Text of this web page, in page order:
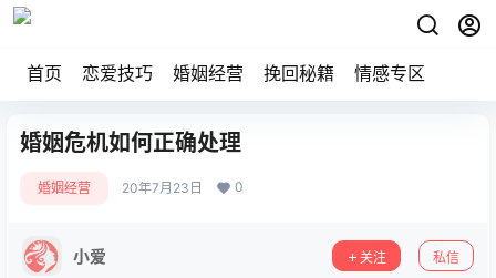
首页 恋爱技巧 婚姻经营 挽回秘籍 情感专区
婚姻危机如何正确处理
婚姻经营 20年7月23日 0
小爱 关注 私信